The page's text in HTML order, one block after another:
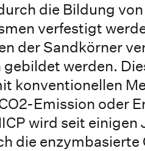
die Bildung
verfestigt
der Sandkörner
werden.
konventionellen
Emission oder
wird seit einigen
die enzymbasierte